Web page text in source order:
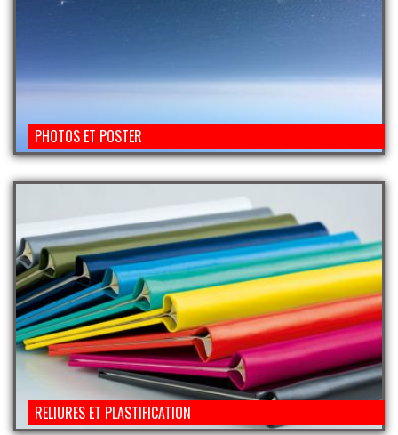
PHOTOS ET POSTER
RELIURES ET PLASTIFICATION